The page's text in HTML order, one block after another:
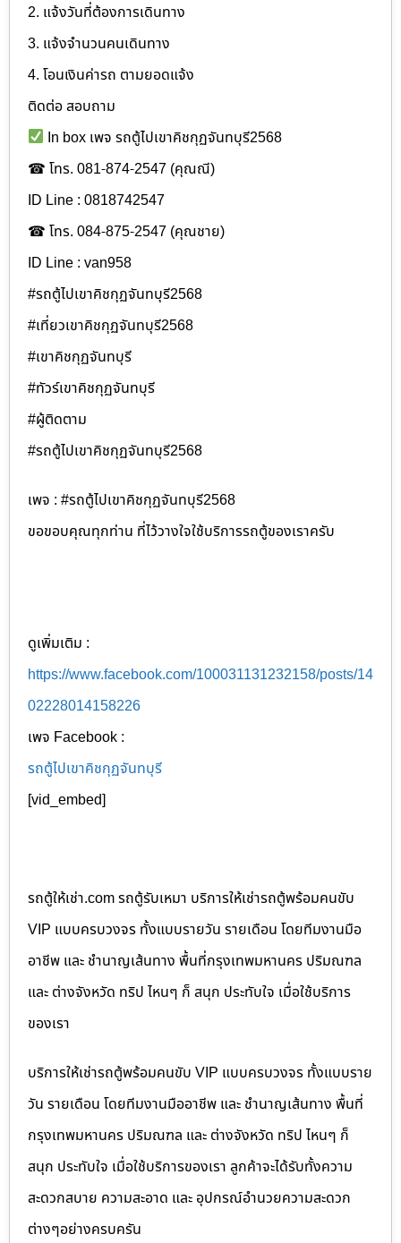
2. แจ้งวันที่ต้องการเดินทาง
3. แจ้งจำนวนคนเดินทาง
4. โอนเงินค่ารถ ตามยอดแจ้ง
ติดต่อ สอบถาม
In box เพจ รถตู้ไปเขาคิชกุฏจันทบุรี2568
☎ โทร. 081-874-2547 (คุณณี)
ID Line : 0818742547
☎ โทร. 084-875-2547 (คุณชาย)
ID Line : van958
#รถตู้ไปเขาคิชกุฏจันทบุรี2568
#เที่ยวเขาคิชกุฏจันทบุรี2568
#เขาคิชกุฏจันทบุรี
#ทัวร์เขาคิชกุฏจันทบุรี
#ผู้ติดตาม
#รถตู้ไปเขาคิชกุฏจันทบุรี2568
เพจ : #รถตู้ไปเขาคิชกุฏจันทบุรี2568
ขอขอบคุณทุกท่าน ที่ไว้วางใจใช้บริการรถตู้ของเราครับ
ดูเพิ่มเติม :
https://www.facebook.com/100031131232158/posts/14
02228014158226
เพจ Facebook :
รถตู้ไปเขาคิชกุฏจันทบุรี
[vid_embed]
รถตู้ให้เช่า.com รถตู้รับเหมา บริการให้เช่ารถตู้พร้อมคนขับ
VIP แบบครบวงจร ทั้งแบบรายวัน รายเดือน โดยทีมงานมือ
อาชีพ และ ชำนาญเส้นทาง พื้นที่กรุงเทพมหานคร ปริมณฑล
และ ต่างจังหวัด ทริป ไหนๆ ก็ สนุก ประทับใจ เมื่อใช้บริการ
ของเรา
บริการให้เช่ารถตู้พร้อมคนขับ VIP แบบครบวงจร ทั้งแบบราย
วัน รายเดือน โดยทีมงานมืออาชีพ และ ชำนาญเส้นทาง พื้นที่
กรุงเทพมหานคร ปริมณฑล และ ต่างจังหวัด ทริป ไหนๆ ก็
สนุก ประทับใจ เมื่อใช้บริการของเรา ลูกค้าจะได้รับทั้งความ
สะดวกสบาย ความสะอาด และ อุปกรณ์อำนวยความสะดวก
ต่างๆอย่างครบครัน